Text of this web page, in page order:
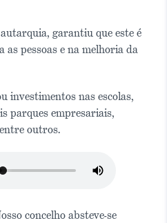
garantiu que este é
pessoas e na melhoria da
investimentos nas escolas,
parques empresariais,
outros.
concelho absteve-se